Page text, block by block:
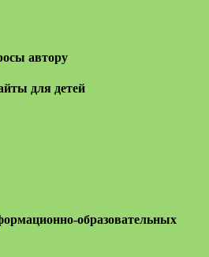
автору
для детей
образовательных